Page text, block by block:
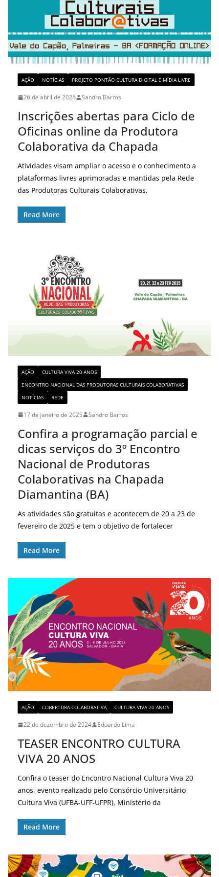
AÇÃO NOTÍCIAS PROJETO PONTÃO CULTURA DIGITAL E MÍDIA LIVRE
26 de abril de 2026 Sandro Barros
Inscrições abertas para Ciclo de
Oficinas online da Produtora
Colaborativa da Chapada
Atividades visam ampliar o acesso e o conhecimento a
plataformas livres aprimoradas e mantidas pela Rede
das Produtoras Culturais Colaborativas,
Read More
AÇÃO
CULTURA VIVA 20 ANOS
ENCONTRO NACIONAL DAS PRODUTORAS CULTURAIS COLABORATIVAS
NOTÍCIAS
REDE
17 de janeiro de 2025 Sandro Barros
Confira a programação parcial e
dicas serviços do 3º Encontro
Nacional de Produtoras
Colaborativas na Chapada
Diamantina (BA)
As atividades são gratuitas e acontecem de 20 a 23 de
fevereiro de 2025 e tem o objetivo de fortalecer
Read More
AÇÃO COBERTURA COLABORATIVA CULTURA VIVA 20 ANOS
22 de dezembro de 2024 Eduardo Lima
TEASER ENCONTRO CULTURA
VIVA 20 ANOS
Confira o teaser do Encontro Nacional Cultura Viva 20
anos, evento realizado pelo Consórcio Universitário
Cultura Viva (UFBA-UFF-UFPR), Ministério da
Read More